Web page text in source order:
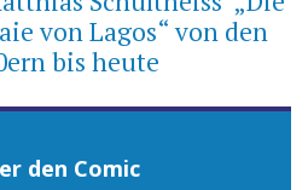
von Lagos“ von den
bis heute
den Comic